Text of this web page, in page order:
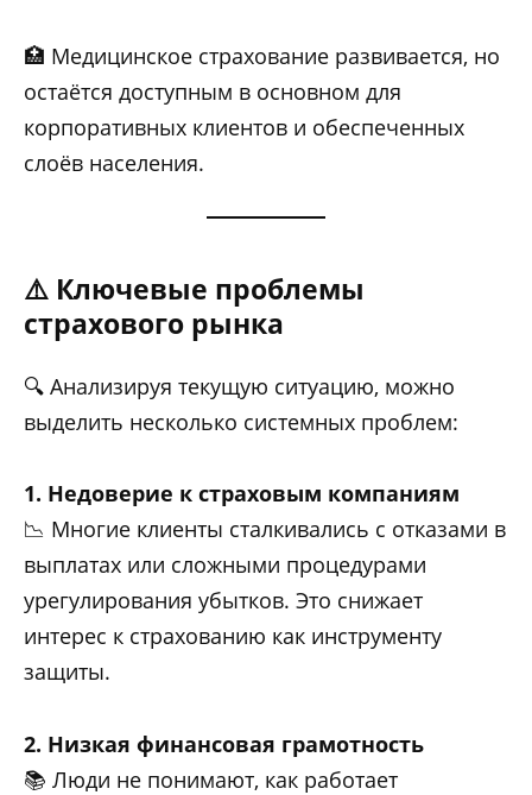
🏥 Медицинское страхование развивается, но
остаётся доступным в основном для
корпоративных клиентов и обеспеченных
слоёв населения.
⚠️ Ключевые проблемы
страхового рынка
🔍 Анализируя текущую ситуацию, можно
выделить несколько системных проблем:
1. Недоверие к страховым компаниям
📉 Многие клиенты сталкивались с отказами в
выплатах или сложными процедурами
урегулирования убытков. Это снижает
интерес к страхованию как инструменту
защиты.
2. Низкая финансовая грамотность
📚 Люди не понимают, как работает